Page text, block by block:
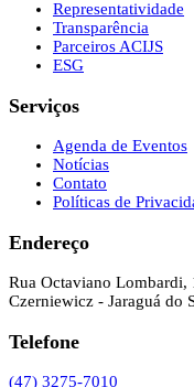
Representatividade
Transparência
Parceiros ACIJS
ESG
Serviços
Agenda de Eventos
Notícias
Contato
Políticas de
Endereço
Rua Octaviano Lombardi,
Czerniewicz - Jaraguá do
Telefone
(47) 3275-7010